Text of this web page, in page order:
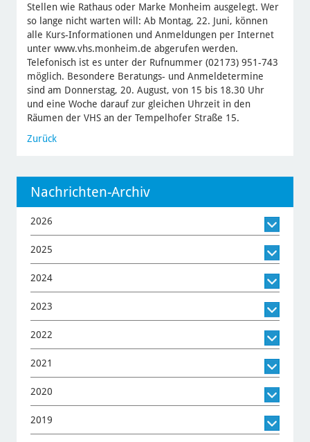
Stellen wie Rathaus oder Marke Monheim ausgelegt. Wer
so lange nicht warten will: Ab Montag, 22. Juni, können
alle Kurs-Informationen und Anmeldungen per Internet
unter www.vhs.monheim.de abgerufen werden.
Telefonisch ist es unter der Rufnummer (02173) 951-743
möglich. Besondere Beratungs- und Anmeldetermine
sind am Donnerstag, 20. August, von 15 bis 18.30 Uhr
und eine Woche darauf zur gleichen Uhrzeit in den
Räumen der VHS an der Tempelhofer Straße 15.
Zurück
Nachrichten-Archiv
2026
2025
2024
2023
2022
2021
2020
2019